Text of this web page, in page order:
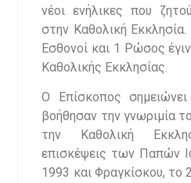
νέοι ενήλικες που
στην Καθολική
Εσθονοί και 1 Ρώσος
Καθολικής Εκκλησίας.
Ο Επίσκοπος
βοήθησαν την γνωριμία
την Καθολική
επισκέψεις των Παπών
1993 και Φραγκίσκου,